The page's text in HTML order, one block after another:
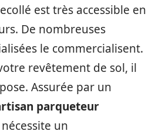
est très accessible en
De nombreuses
le commercialisent.
revêtement de sol, il
Assurée par un
parqueteur
un